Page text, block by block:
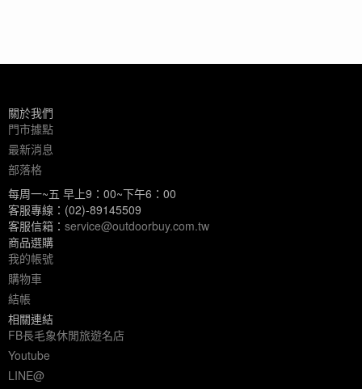
關於我們
門市據點
最新消息
部落格
每周一~五 早上9：00~下午6：00
客服專線：(02)-89145509
客服信箱： service@outdoorbuy.com.tw
商品選購
我的帳號
購物車
結帳
相關連結
FB長毛象休閒旅遊名店
Youtube
LINE@